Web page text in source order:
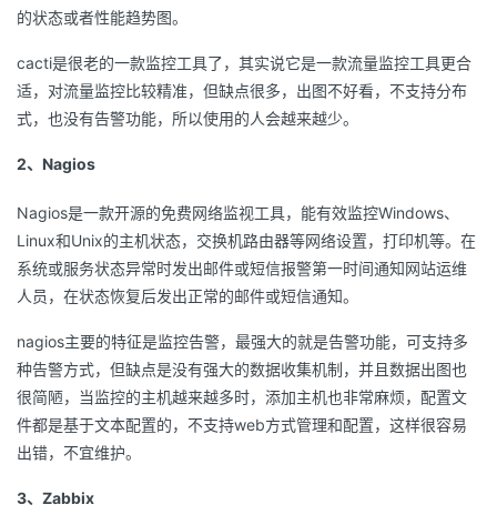
播
活
动
的
关
我
的
者
学
堂
的
我
我
支
持
的
技
我
的
的状态或者性能趋势图。
cacti是很老的一款监控工具了，其实说它是一款流量监控工具更合
适，对流量监控比较精准，但缺点很多，出图不好看，不支持分布
式，也没有告警功能，所以使用的人会越来越少。
2、Nagios
Nagios是一款开源的免费网络监视工具，能有效监控Windows、
Linux和Unix的主机状态，交换机路由器等网络设置，打印机等。在
系统或服务状态异常时发出邮件或短信报警第一时间通知网站运维
人员，在状态恢复后发出正常的邮件或短信通知。
nagios主要的特征是监控告警，最强大的就是告警功能，可支持多
种告警方式，但缺点是没有强大的数据收集机制，并且数据出图也
很简陋，当监控的主机越来越多时，添加主机也非常麻烦，配置文
件都是基于文本配置的，不支持web方式管理和配置，这样很容易
出错，不宜维护。
3、Zabbix